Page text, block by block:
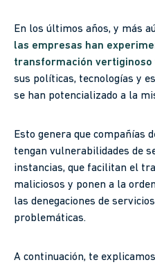
En los últimos años, y más
las empresas han
transformación vertiginoso
sus políticas, tecnologías y
se han potencializado a la
Esto genera que compañías
tengan vulnerabilidades de
instancias, que facilitan el
maliciosos y ponen a la
las denegaciones de
problemáticas.
A continuación, te